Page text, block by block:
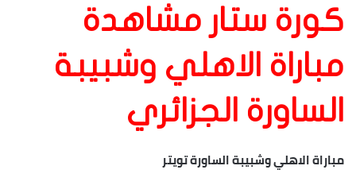
كورة ستار مشاهدة
مباراة الاهلي وشبيبة
الساورة الجزائري
مباراة الاهلي وشبيبة الساورة تويتر